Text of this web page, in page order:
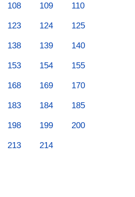
108 109 110
123 124 125
138 139 140
153 154 155
168 169 170
183 184 185
198 199 200
213 214